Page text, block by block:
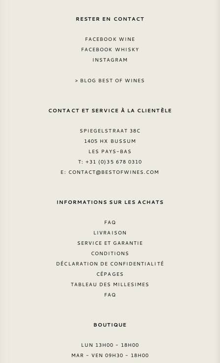
RESTER EN CONTACT
FACEBOOK WINE
FACEBOOK WHISKY
INSTAGRAM
> BLOG BEST OF WINES
CONTACT ET SERVICE À LA CLIENTÈLE
SPIEGELSTRAAT 38C
1405 HX BUSSUM
LES PAYS-BAS
T: +31 (0)35 678 0310
E: CONTACT@BESTOFWINES.COM
INFORMATIONS SUR LES ACHATS
FAQ
LIVRAISON
SERVICE ET GARANTIE
CONDITIONS
DÉCLARATION DE CONFIDENTIALITÉ
CÉPAGES
TABLEAU DES MILLESIMES
FAQ
BOUTIQUE
LUN 13H00 - 18H00
MAR - VEN 09H30 - 18H00